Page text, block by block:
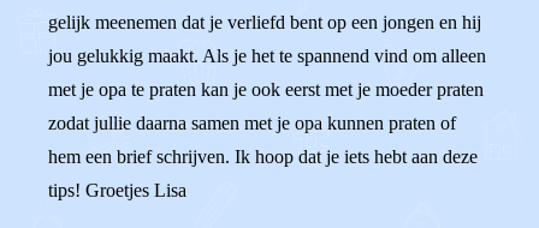
gelijk meenemen dat je verliefd bent op een jongen en hij
jou gelukkig maakt. Als je het te spannend vind om alleen
met je opa te praten kan je ook eerst met je moeder praten
zodat jullie daarna samen met je opa kunnen praten of
hem een brief schrijven. Ik hoop dat je iets hebt aan deze
tips! Groetjes Lisa